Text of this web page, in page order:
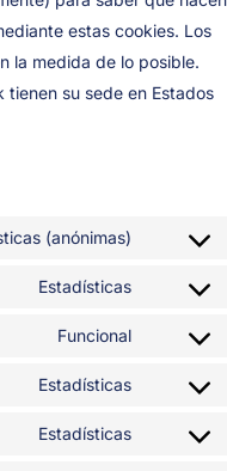
estas cookies. Los
la medida de lo posible.
su sede en Estados
(anónimas)
Estadísticas
Funcional
Estadísticas
Estadísticas